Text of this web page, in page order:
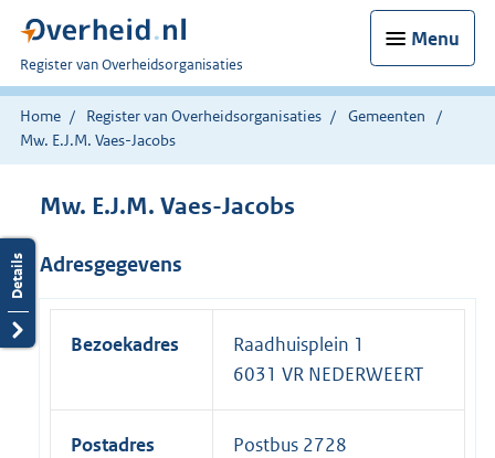
Menu
U
bent
nu
hier:
Register van Overheidsorganisaties
Home Register van Overheidsorganisaties
Gemeenten
Mw. E.J.M. Vaes-Jacobs
Mw. E.J.M. Vaes-Jacobs
Adresgegevens
Bezoekadres
Raadhuisplein 1
6031 VR NEDERWEERT
Postadres
Postbus 2728